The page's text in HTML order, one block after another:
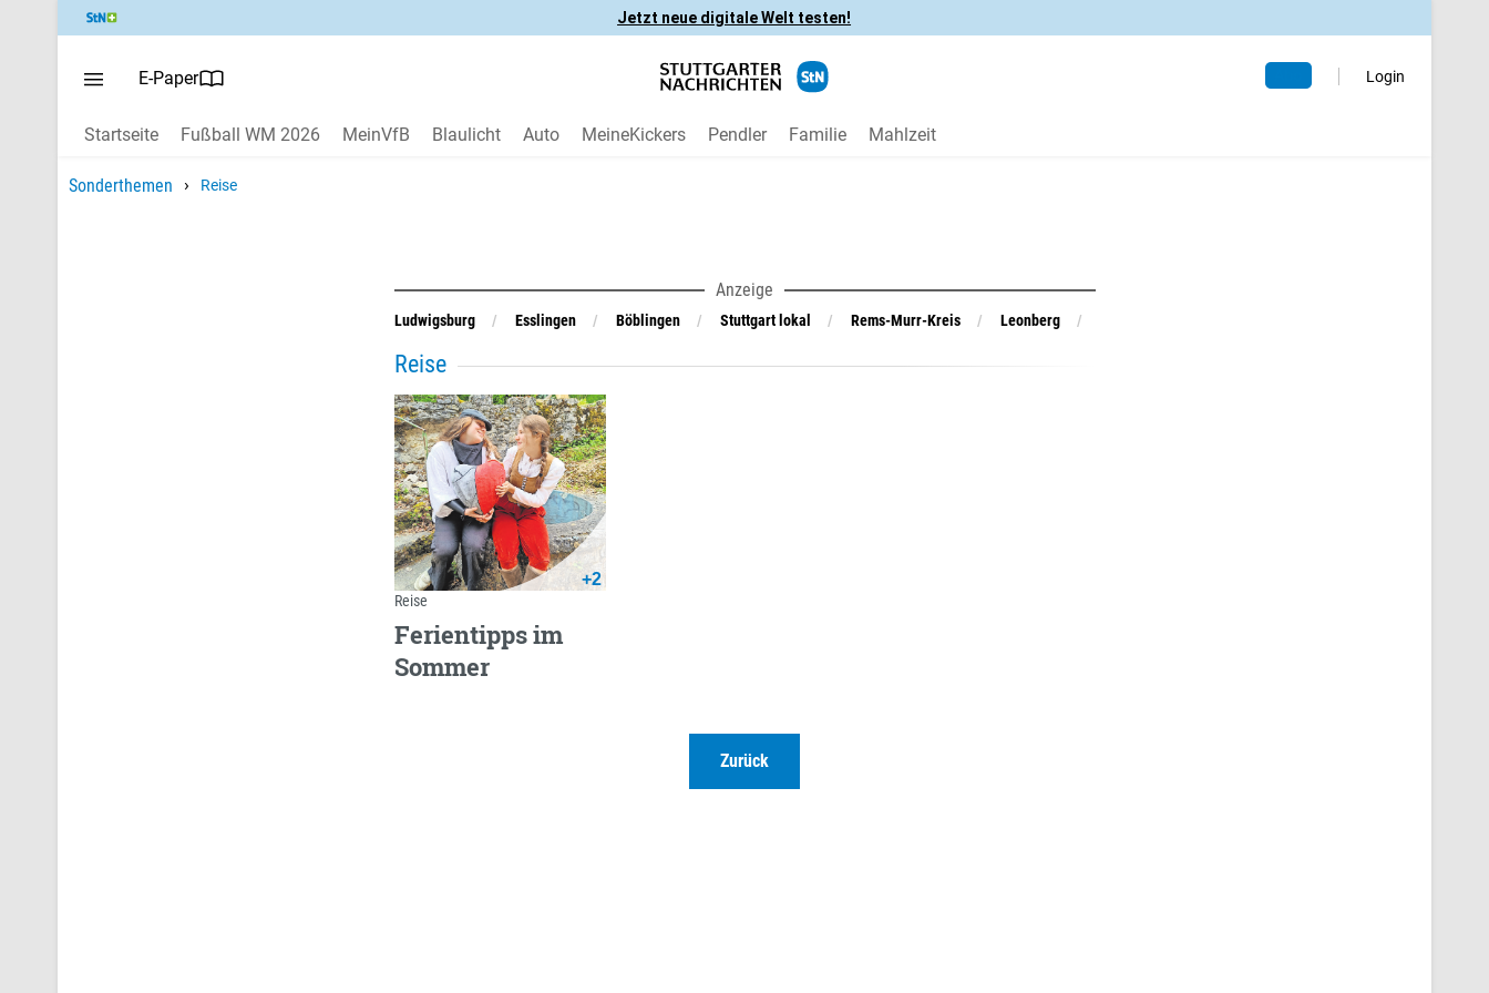
Jetzt neue digitale Welt testen!
E-Paper Login
Startseite Fußball WM 2026 MeinVfB Blaulicht Auto MeineKickers Pendler Familie Mahlzeit
Sonderthemen › Reise
Anzeige
Ludwigsburg Esslingen Böblingen Stuttgart lokal Rems-Murr-Kreis Leonberg
Reise
+2
Reise
Ferientipps im
Sommer
Zurück